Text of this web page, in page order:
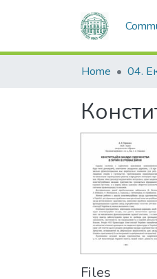
Home
Files